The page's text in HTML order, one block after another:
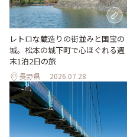
レトロな蔵造りの街並みと国宝の
城。松本の城下町で心ほぐれる週
末1泊2日の旅
長野県 2026.07.28